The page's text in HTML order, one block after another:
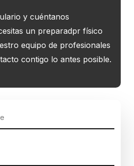
y cuéntanos
un preparadpr físico
equipo de profesionales
contigo lo antes posible.